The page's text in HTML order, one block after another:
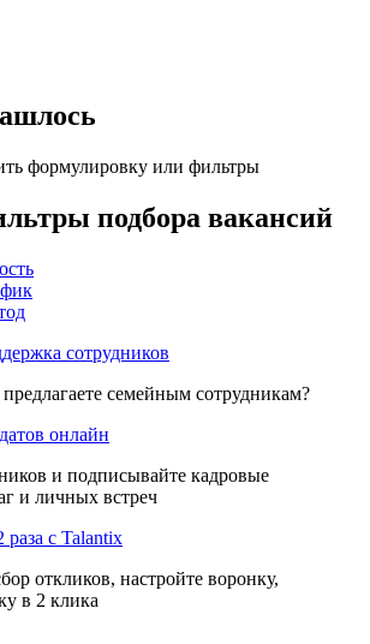
формулировку или фильтры
подбора вакансий
сотрудников
семейным сотрудникам?
онлайн
и подписывайте кадровые
и личных встреч
раза с Talantix
откликов, настройте воронку,
в 2 клика